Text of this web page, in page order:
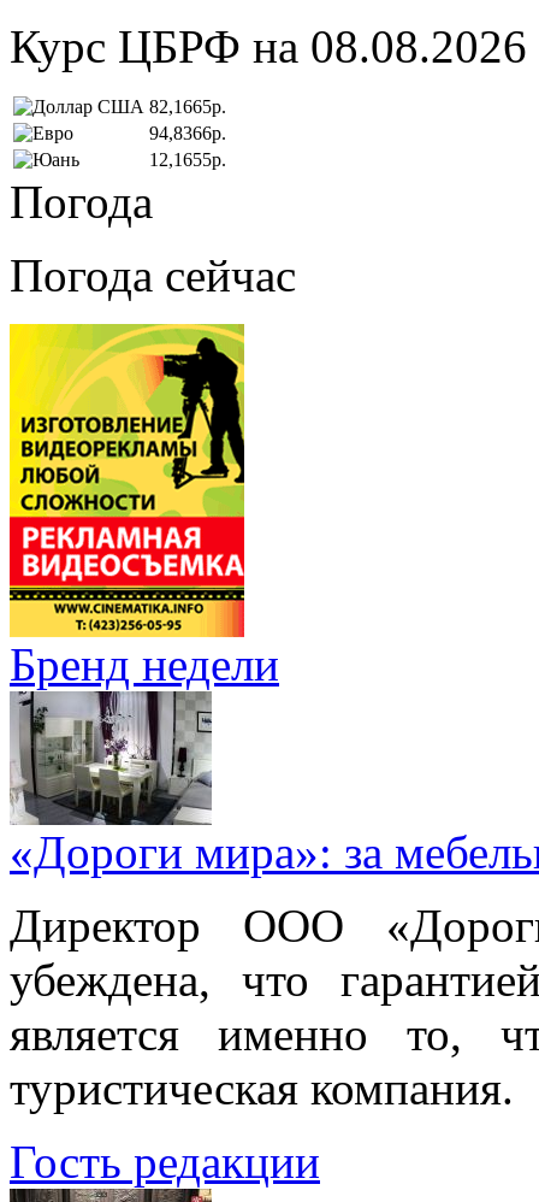
Курс ЦБРФ на 08.08.2026
82,1665р.
94,8366р.
12,1655р.
Погода
Погода сейчас
Бренд недели
«Дороги мира»: за
Директор ООО
убеждена, что
является именно то,
туристическая компания.
Гость редакции